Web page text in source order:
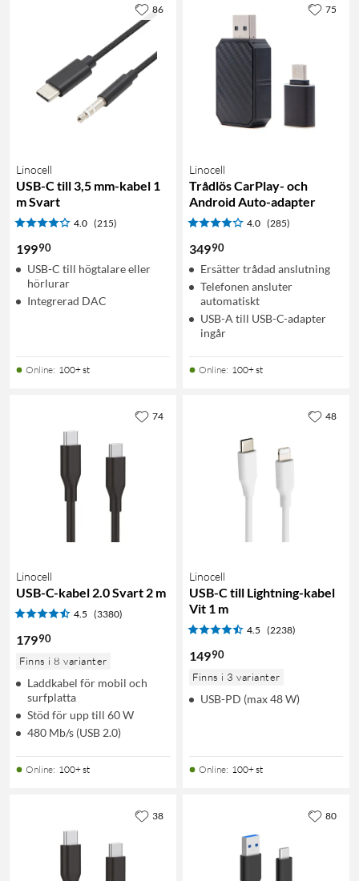
Linocell
USB-C till 3,5 mm-kabel 1
m Svart
4.0 (215)
19990
USB-C till högtalare eller
hörlurar
Integrerad DAC
Online: 100+ st
86
Linocell
Trådlös CarPlay- och
Android Auto-adapter
4.0 (285)
34990
Ersätter trådad anslutning
Telefonen ansluter
automatiskt
USB-A till USB-C-adapter
ingår
Online: 100+ st
75
Linocell
USB-C-kabel 2.0 Svart 2 m
4.5 (3380)
17990
Finns i 8 varianter
Laddkabel för mobil och
surfplatta
Stöd för upp till 60 W
480 Mb/s (USB 2.0)
Online: 100+ st
74
Linocell
USB-C till Lightning-kabel
Vit 1 m
4.5 (2238)
14990
Finns i 3 varianter
USB-PD (max 48 W)
Online: 100+ st
48
38 80